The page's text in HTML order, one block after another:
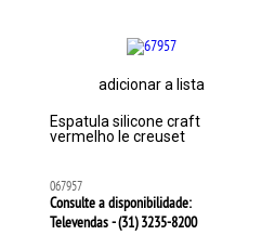
adicionar a lista
Espatula silicone craft
vermelho le creuset
067957
Consulte a disponibilidade:
Televendas - (31)3235-8200